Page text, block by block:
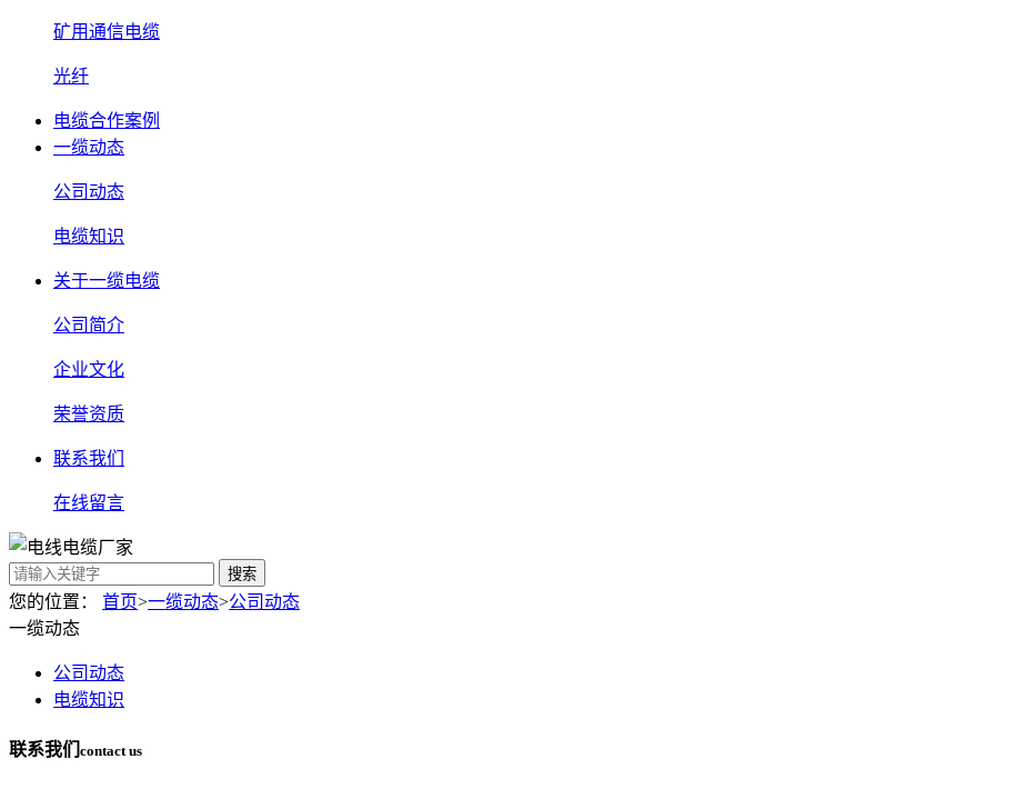
矿用通信电缆
光纤
电缆合作案例
一缆动态
公司动态
电缆知识
关于一缆电缆
公司简介
企业文化
荣誉资质
联系我们
在线留言
搜索
您的位置： 首页>一缆动态>公司动态
一缆动态
公司动态
电缆知识
联系我们 contact us